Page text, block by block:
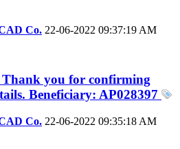
Co. 22-06-2022 09:37:19 AM
you for confirming
Beneficiary: AP028397
Co. 22-06-2022 09:35:18 AM